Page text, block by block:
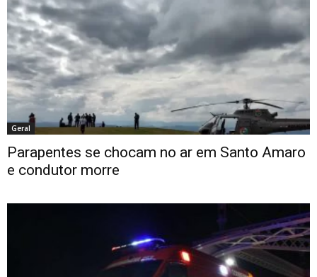
Geral
Parapentes se chocam no ar em Santo Amaro
e condutor morre